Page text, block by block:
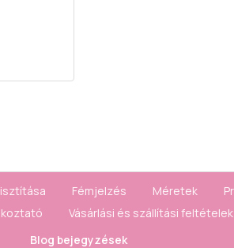
Fémjelzés Méretek
Vásárlási és szállítási feltételek
Blog bejegyzések